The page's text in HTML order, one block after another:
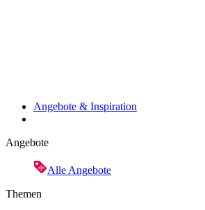
Angebote & Inspiration
Angebote
Alle Angebote
Themen